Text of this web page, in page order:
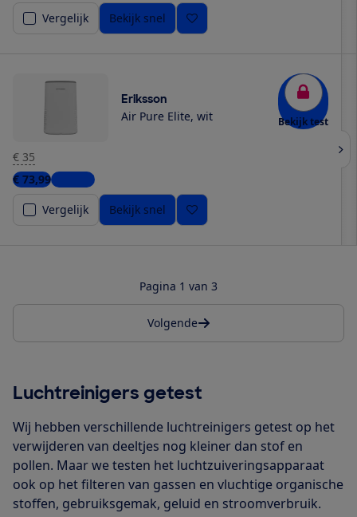
Vergelijk
Bekijk snel
Eriksson
Air Pure Elite, wit Bekijk test
€ 35
€ 73,991 winkel
Vergelijk
Bekijk snel
Pagina 1 van 3
Volgende
Luchtreinigers getest
Wij hebben verschillende luchtreinigers getest op het
verwijderen van deeltjes nog kleiner dan stof en
pollen. Maar we testen het luchtzuiveringsapparaat
ook op het filteren van gassen en vluchtige organische
stoffen, gebruiksgemak, geluid en stroomverbruik.